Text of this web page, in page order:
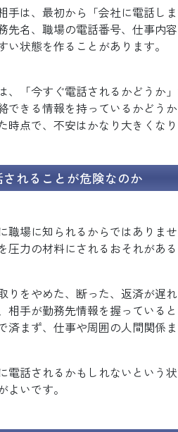
手は、最初から「会社に電話し
先名、職場の電話番号、仕事内
い状態を作ることがあります。
、「今すぐ電話されるかどうか」
できる情報を持っているかどうか
時点で、不安はかなり大きくなり
れることが危険なのか
職場に知られるからではありませ
圧力の材料にされるおそれがある
りをやめた、断った、返済が遅れ
相手が勤務先情報を握っている
済まず、仕事や周囲の人間関係
電話されるかもしれないという
よいです。